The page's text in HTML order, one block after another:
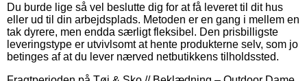
Du burde lige så vel beslutte dig for at få leveret til dit hus
eller ud til din arbejdsplads. Metoden er en gang i mellem en
tak dyrere, men endda særligt fleksibel. Den prisbilligste
leveringstype er utvivlsomt at hente produkterne selv, som jo
betinges af at du lever nærved netbutikkens tilholdssted.